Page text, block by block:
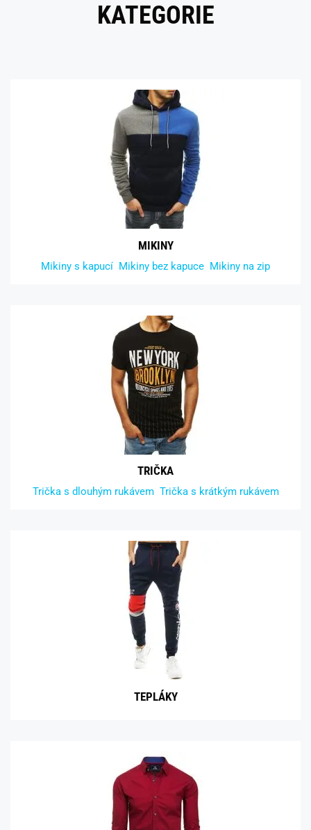
KATEGORIE
MIKINY
Mikiny s kapucí Mikiny bez kapuce Mikiny na zip
TRIČKA
Trička s dlouhým rukávem Trička s krátkým rukávem
TEPLÁKY